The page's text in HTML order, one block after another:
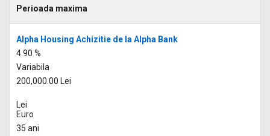
Perioada maxima
Alpha Housing Achizitie de la Alpha Bank
4.90 %
Variabila
200,000.00 Lei
Lei
Euro
35 ani